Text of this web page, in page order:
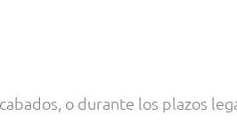
o durante los plazos